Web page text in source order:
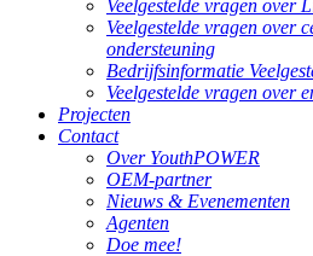
Veelgestelde vragen over
Veelgestelde vragen over
ondersteuning
Bedrijfsinformatie
Veelgestelde vragen over
Projecten
Contact
Over YouthPOWER
OEM-partner
Nieuws & Evenementen
Agenten
Doe mee!